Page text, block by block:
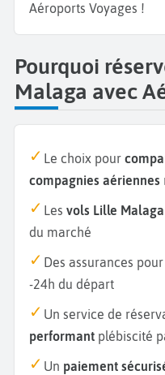
Aéroports Voyages !
Pourquoi
Malaga avec
Le choix pour
compagnies aériennes
Les vols Lille Malaga
du marché
Des assurances
-24h du départ
Un service de
performant plébiscité
Un paiement